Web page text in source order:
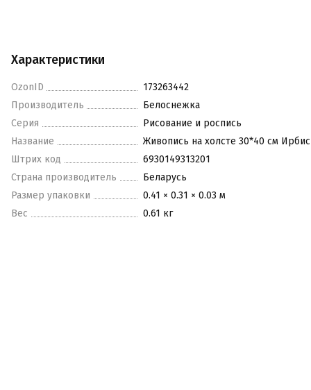
Характеристики
OzonID
173263442
Производитель
Белоснежка
Серия
Рисование и роспись
Название
Живопись на холсте 30*40 см
Штрих код
6930149313201
Страна производитель
Беларусь
Размер упаковки
0.41 × 0.31 × 0.03 м
Вес
0.61 кг